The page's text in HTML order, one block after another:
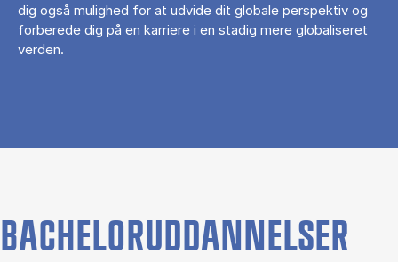
dig også mulighed for at udvide dit globale perspektiv og
forberede dig på en karriere i en stadig mere globaliseret
verden.
BACHELORUDDANNELSER